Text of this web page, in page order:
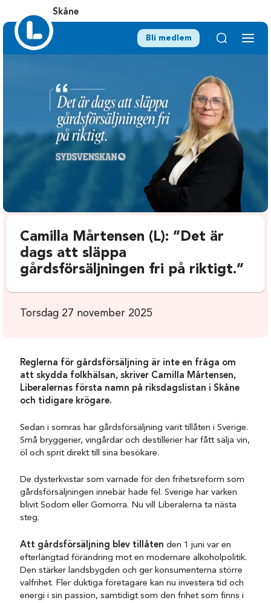
Skåne
Bli medlem
Camilla Mårtensen (L): ”Det är
dags att släppa
gårdsförsäljningen fri på riktigt.”
Torsdag 27 november 2025
Reglerna för gårdsförsäljning är inte en fråga om
att skydda folkhälsan, skriver Camilla Mårtensen,
Liberalernas första namn på riksdagslistan i Skåne
och tidigare krögare.
Sedan i somras har gårdsförsäljning varit tillåten i Sverige.
Små bryggerier, vingårdar och destillerier har fått sälja vin,
öl och sprit direkt till sina besökare.
De dysterkvistar som varnade för den frihetsreform som
gårdsförsäljningen innebär hade fel. Sverige har varken
blivit Sodom eller Gomorra. Nu vill Liberalerna ta nästa
steg.
Att gårdsförsäljning blev tillåten den 1 juni var en
efterlängtad förändring mot en modernare alkoholpolitik.
Den stärker landsbygden och ger konsumenterna större
valfrihet. Fler duktiga företagare kan nu investera tid och
energi i sin passion, samtidigt som den frihet som finns i